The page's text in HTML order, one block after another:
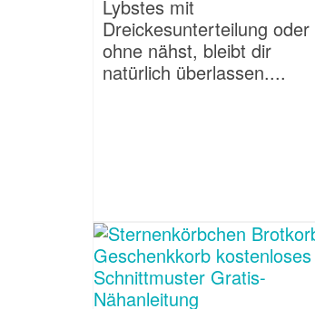
Lybstes mit
Dreickesunterteilung oder
ohne nähst, bleibt dir
natürlich überlassen....